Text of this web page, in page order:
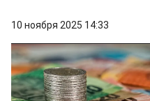
10 ноября 2025 14:33